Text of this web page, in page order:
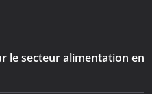
le secteur alimentation en